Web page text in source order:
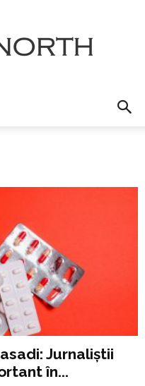
Jurnaliștii
în...